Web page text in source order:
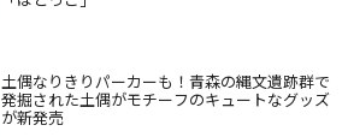
土偶なりきりパーカーも！青森の縄文遺跡群で
発掘された土偶がモチーフのキュートなグッズ
が新発売